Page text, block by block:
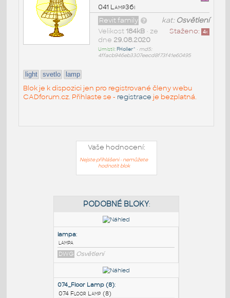
041 Lamp36i
kat: Osvětlení
Revit family
Staženo: 4x
Velikost 184kB• ze
dne 29.08.2020
Umístil: FHoller^ • md5:
4ffacb946eb3307eecd8f73f41e60495
light svetlo lamp
Blok je k dispozici jen pro registrované členy webu
CADforum.cz. Přihlaste se - registrace je bezplatná.
Vaše hodnocení:
Nejste přihlášeni - nemůžete
hodnotit blok
PODOBNÉ BLOKY